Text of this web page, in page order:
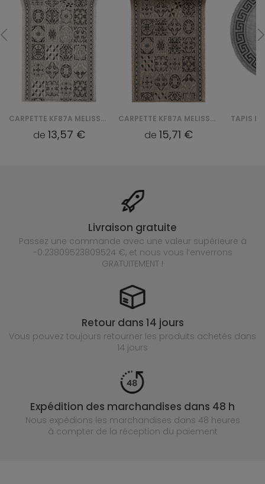
CARPETTE KF87A MELISSA CHODNIK MAA - SZARY
de13,57 €
CARPETTE KF87A MELISSA CHODNIK MAA - BRĄZOWY
de15,71 €
Livraison gratuite
Passez une commande avec une valeur supérieure à
-0.23809523809524 €, et nous vous l’enverrons
GRATUITEMENT !
Retour dans 14 jours
Vous pouvez toujours retourner les produits achetés dans
14 jours
Expédition des marchandises dans 48 h
Nous expédions les marchandises dans 48 heures
à compter de la réception du paiement